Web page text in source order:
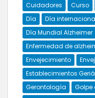
Cuidadores
Curso
Día
Día
Día Mundial Alzheimer
Enfermedad de
Envejecimiento
Establecimientos
Gerontología
Golpe